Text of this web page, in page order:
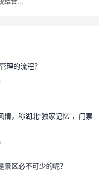
理的流程？
情，称湖北“独家记忆”，门票
景区必不可少的呢？